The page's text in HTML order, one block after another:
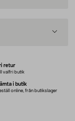
retur
valfri butik
i butik
online, från butikslager